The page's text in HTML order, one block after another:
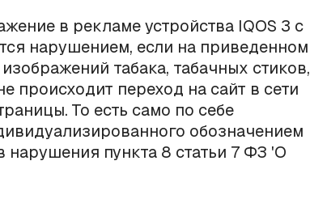
в рекламе устройства IQOS 3 c
нарушением, если на приведенном
табака, табачных стиков,
происходит переход на сайт в сети
То есть само по себе
обозначением
нарушения пункта 8 статьи 7 ФЗ 'О